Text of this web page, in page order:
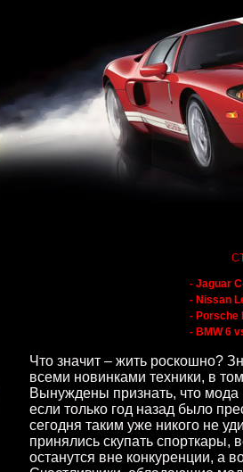
- Jaguar
- Nissan
- Porsche
- BMW 6
Что значит – жить роскошно?
всеми новинками техники, в
Вынуждены признать, что
если только год назад было
сегодня таким уже никого не
принялись скупать спорткары,
останутся вне конкуренции, а